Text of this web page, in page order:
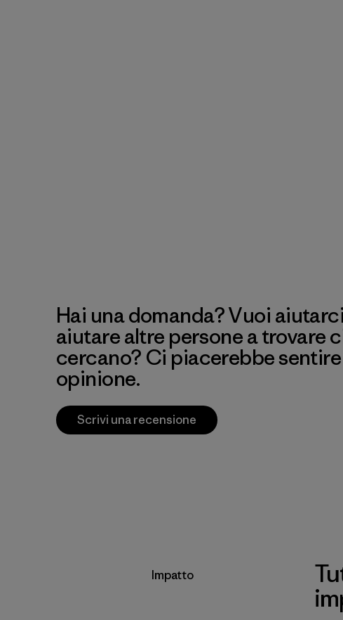
Hai una domanda? Vuoi
aiutare altre persone a trovare
cercano? Ci piacerebbe
opinione.
Scrivi una recensione
Impatto